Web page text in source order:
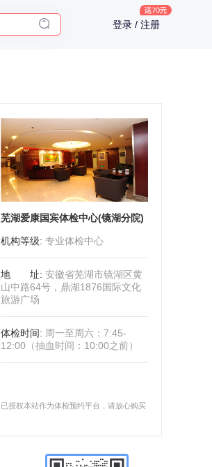
登录 / 注册
芜湖爱康国宾体检中心(镜湖分院)
机构等级: 专业体检中心
地址: 安徽省芜湖市镜湖区黄
山中路64号，鼎湖1876国际文化
旅游广场
体检时间: 周一至周六：7:45-
12:00（抽血时间：10:00之前）
已授权本站作为体检预约平台，请放心购买